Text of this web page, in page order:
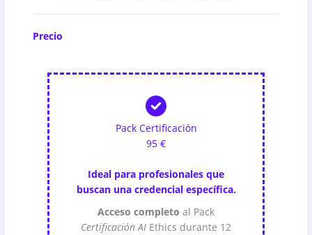
Precio
Pack Certificación
95 €
Ideal para profesionales que
buscan una credencial específica.
Acceso completo al Pack
Certificación AI Ethics durante 12